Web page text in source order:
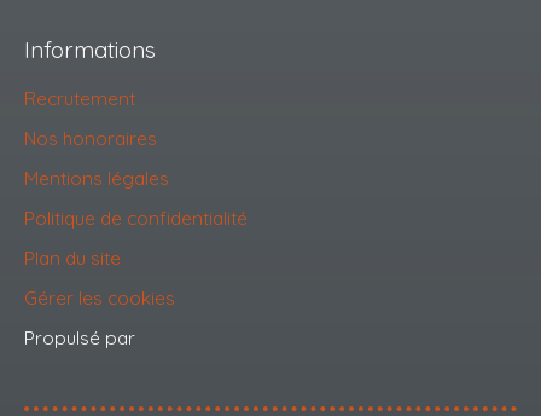
Informations
Recrutement
Nos honoraires
Mentions légales
Politique de confidentialité
Plan du site
Gérer les cookies
Propulsé par